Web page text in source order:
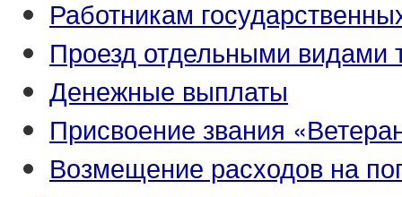
Работникам
Проезд отдельными видами
Денежные выплаты
Присвоение звания
Возмещение расходов на